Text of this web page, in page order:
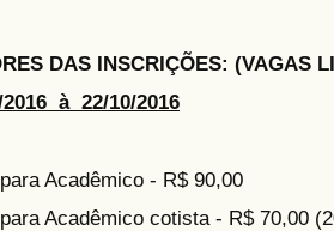
DAS INSCRIÇÕES: (VAGAS
2016 à 22/10/2016
Acadêmico - R$ 90,00
Acadêmico cotista - R$ 70,00